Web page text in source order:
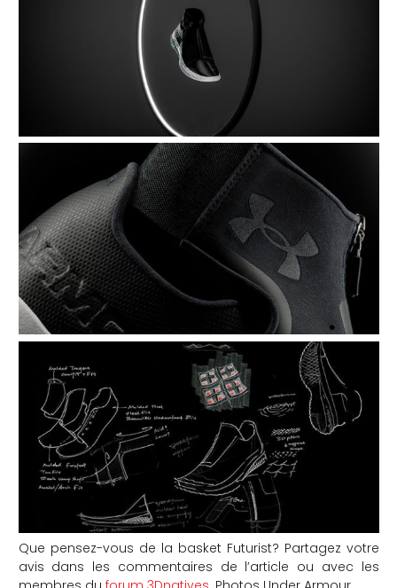
Que pensez-vous de la basket Futurist? Partagez votre
avis dans les commentaires de l’article ou avec les